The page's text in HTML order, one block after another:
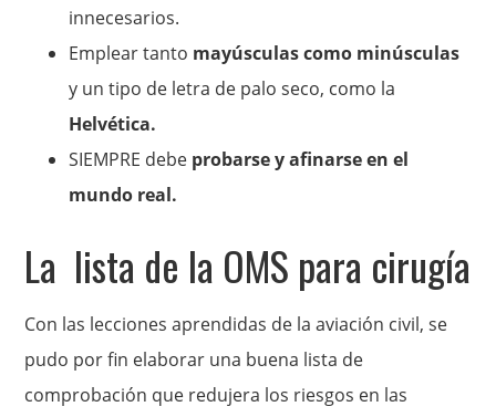
innecesarios.
Emplear tanto mayúsculas como minúsculas
y un tipo de letra de palo seco, como la
Helvética.
SIEMPRE debe probarse y afinarse en el
mundo real.
La lista de la OMS para cirugía
Con las lecciones aprendidas de la aviación civil, se
pudo por fin elaborar una buena lista de
comprobación que redujera los riesgos en las